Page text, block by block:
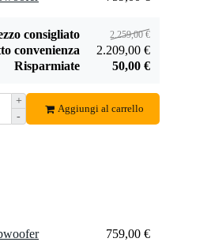
(5 pezzi)
Devine JACM/5
consigliato 2.259,00 €
convenienza
2.209,00 €
Risparmiate
50,00 €
+
-
Aggiungi al carrello
759,00 €